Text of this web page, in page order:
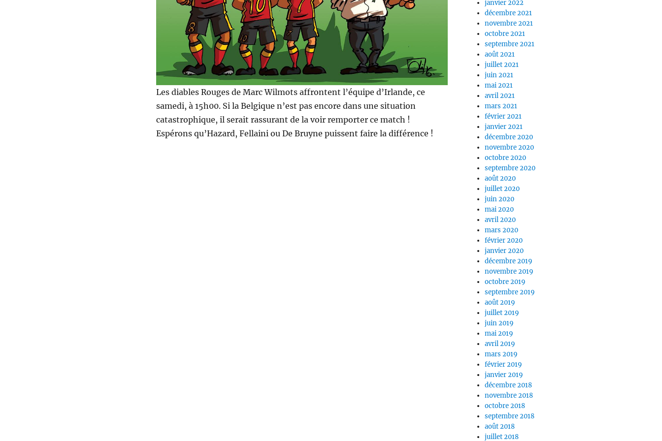
Les diables Rouges de Marc Wilmots affrontent l’équipe d’Irlande, ce
samedi, à 15h00. Si la Belgique n’est pas encore dans une situation
catastrophique, il serait rassurant de la voir remporter ce match !
Espérons qu’Hazard, Fellaini ou De Bruyne puissent faire la différence !
janvier 2022
décembre 2021
novembre 2021
octobre 2021
septembre 2021
août 2021
juillet 2021
juin 2021
mai 2021
avril 2021
mars 2021
février 2021
janvier 2021
décembre 2020
novembre 2020
octobre 2020
septembre 2020
août 2020
juillet 2020
juin 2020
mai 2020
avril 2020
mars 2020
février 2020
janvier 2020
décembre 2019
novembre 2019
octobre 2019
septembre 2019
août 2019
juillet 2019
juin 2019
mai 2019
avril 2019
mars 2019
février 2019
janvier 2019
décembre 2018
novembre 2018
octobre 2018
septembre 2018
août 2018
juillet 2018